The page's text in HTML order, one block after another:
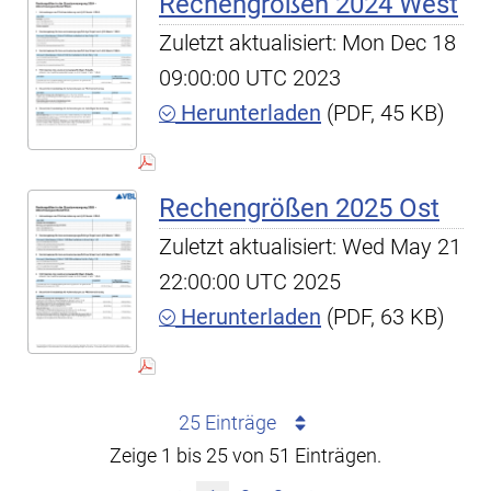
Zuletzt aktualisiert: Mon Dec 18
09:00:00 UTC 2023
Herunterladen (PDF, 45 KB)
Rechengrößen 2025 Ost
Zuletzt aktualisiert: Wed May 21
22:00:00 UTC 2025
Herunterladen (PDF, 63 KB)
25 Einträge
Zeige 1 bis 25 von 51 Einträgen.